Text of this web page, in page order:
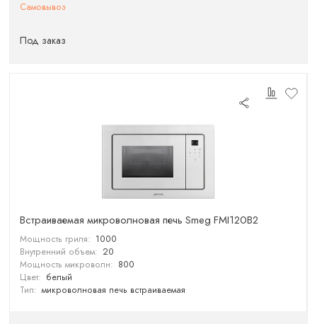
Самовывоз
Под заказ
Встраиваемая микроволновая печь Smeg FMI120B2
Мощность гриля: 1000
Внутренний объем: 20
Мощность микроволн: 800
Цвет: белый
Тип: микроволновая печь встраиваемая